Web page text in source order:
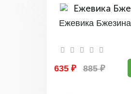
Ежевика Бжезина
635 ₽ 885 ₽